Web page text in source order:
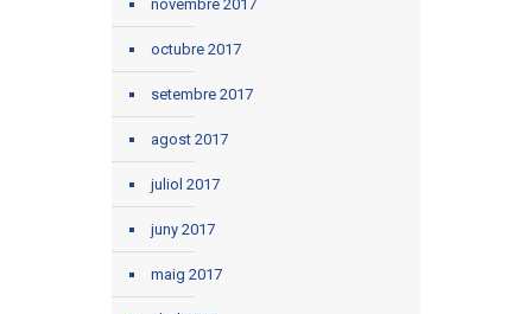
novembre 2017
octubre 2017
setembre 2017
agost 2017
juliol 2017
juny 2017
maig 2017